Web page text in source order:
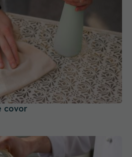
covor